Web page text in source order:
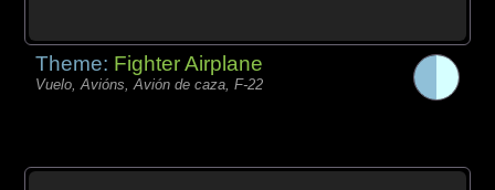
Theme: Fighter Airplane
Vuelo, Avións, Avión de caza, F-22